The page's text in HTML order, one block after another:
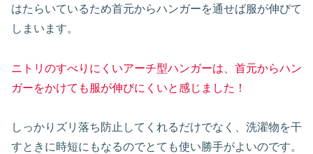
はたらいているため首元からハンガーを通せば服が伸びて
しまいます。
ニトリのすべりにくいアーチ型ハンガーは、首元からハン
ガーをかけても服が伸びにくいと感じました！
しっかりズリ落ち防止してくれるだけでなく、洗濯物を干
すときに時短にもなるのでとても使い勝手がよいのです。